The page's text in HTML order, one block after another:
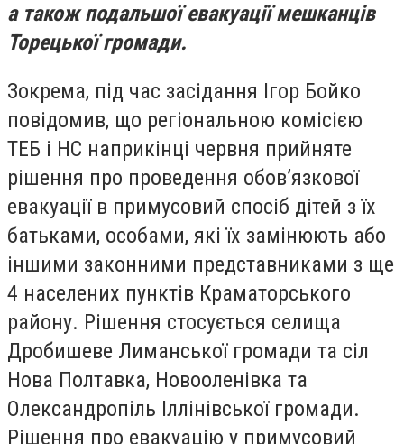
а також подальшої евакуації мешканців
Торецької громади.
Зокрема, під час засідання Ігор Бойко
повідомив, що регіональною комісією
ТЕБ і НС наприкінці червня прийняте
рішення про проведення обов’язкової
евакуації в примусовий спосіб дітей з їх
батьками, особами, які їх замінюють або
іншими законними представниками з ще
4 населених пунктів Краматорського
району. Рішення стосується селища
Дробишеве Лиманської громади та сіл
Нова Полтавка, Новооленівка та
Олександропіль Іллінівської громади.
Рішення про евакуацію у примусовий